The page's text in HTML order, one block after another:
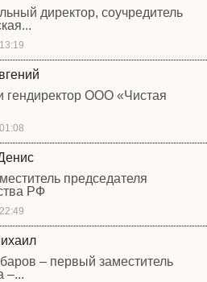
директор, соучредитель
гендиректор ООО «Чистая
председателя
РФ
– первый заместитель
–...